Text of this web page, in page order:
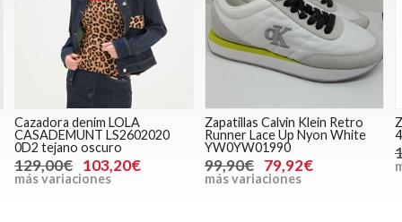
Cazadora denim LOLA
CASADEMUNT LS2602020
0D2 tejano oscuro
129,00€ 103,20€
más variaciones
Zapatillas Calvin Klein Retro
Runner Lace Up Nyon White
YW0YW01990
99,90€ 79,92€
más variaciones